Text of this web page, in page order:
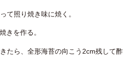
て照り焼き味に焼く。
きを作る。
たら、全形海苔の向こう2cm残して酢